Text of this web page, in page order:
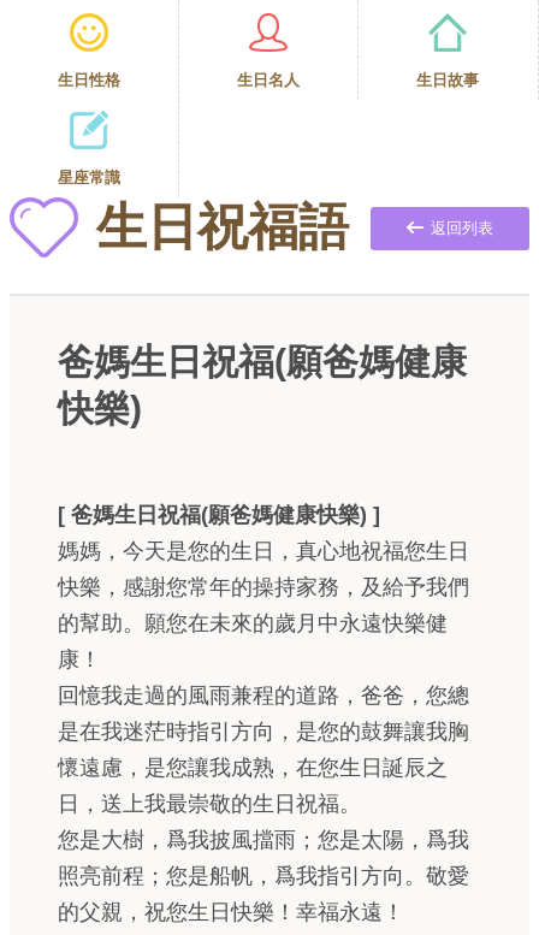
生日性格 生日名人 生日故事
星座常識
生日祝福語 返回列表
爸媽生日祝福(願爸媽健康
快樂)
[ 爸媽生日祝福(願爸媽健康快樂) ]
媽媽，今天是您的生日，真心地祝福您生日
快樂，感謝您常年的操持家務，及給予我們
的幫助。願您在未來的歲月中永遠快樂健
康！
回憶我走過的風雨兼程的道路，爸爸，您總
是在我迷茫時指引方向，是您的鼓舞讓我胸
懷遠慮，是您讓我成熟，在您生日誕辰之
日，送上我最崇敬的生日祝福。
您是大樹，爲我披風擋雨；您是太陽，爲我
照亮前程；您是船帆，爲我指引方向。敬愛
的父親，祝您生日快樂！幸福永遠！